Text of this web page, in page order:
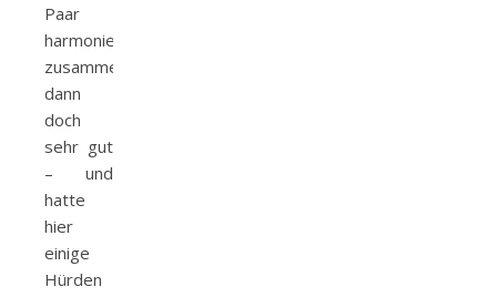
Paar
harmonierte
zusammen
dann
doch
sehr gut
– und
hatte
hier
einige
Hürden